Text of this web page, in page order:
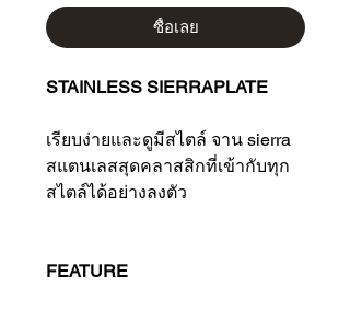
ซื้อเลย
STAINLESS SIERRAPLATE
เรียบง่ายและดูมีสไตล์ จาน sierra
สแตนเลสสุดคลาสสิกที่เข้ากับทุก
สไตล์ได้อย่างลงตัว
FEATURE